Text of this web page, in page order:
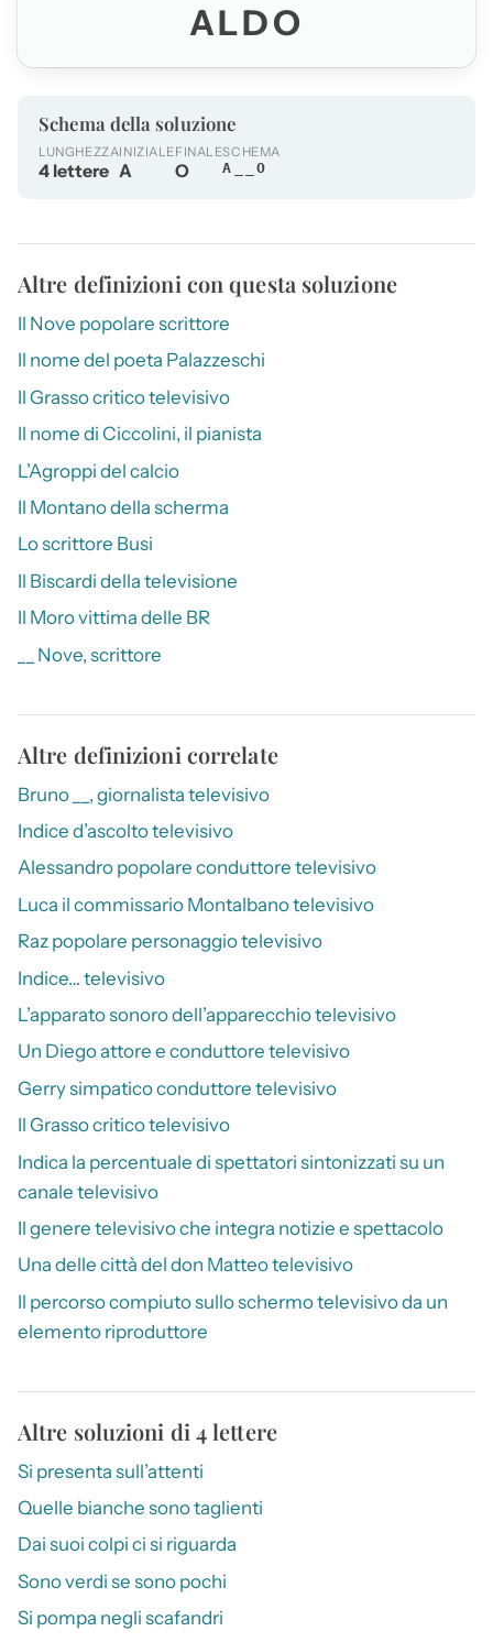
ALDO
Schema della soluzione
LUNGHEZZA
4 lettere
INIZIALE
A
FINALE
O
SCHEMA
A__O
Altre definizioni con questa soluzione
Il Nove popolare scrittore
Il nome del poeta Palazzeschi
Il Grasso critico televisivo
Il nome di Ciccolini, il pianista
L’Agroppi del calcio
Il Montano della scherma
Lo scrittore Busi
Il Biscardi della televisione
Il Moro vittima delle BR
__ Nove, scrittore
Altre definizioni correlate
Bruno __, giornalista televisivo
Indice d’ascolto televisivo
Alessandro popolare conduttore televisivo
Luca il commissario Montalbano televisivo
Raz popolare personaggio televisivo
Indice… televisivo
L’apparato sonoro dell’apparecchio televisivo
Un Diego attore e conduttore televisivo
Gerry simpatico conduttore televisivo
Il Grasso critico televisivo
Indica la percentuale di spettatori sintonizzati su un
canale televisivo
Il genere televisivo che integra notizie e spettacolo
Una delle città del don Matteo televisivo
Il percorso compiuto sullo schermo televisivo da un
elemento riproduttore
Altre soluzioni di 4 lettere
Si presenta sull’attenti
Quelle bianche sono taglienti
Dai suoi colpi ci si riguarda
Sono verdi se sono pochi
Si pompa negli scafandri